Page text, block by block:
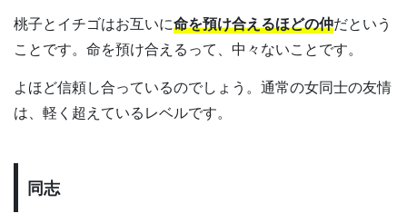
桃子とイチゴはお互いに命を預け合えるほどの仲だという
ことです。命を預け合えるって、中々ないことです。
よほど信頼し合っているのでしょう。通常の女同士の友情
は、軽く超えているレベルです。
同志